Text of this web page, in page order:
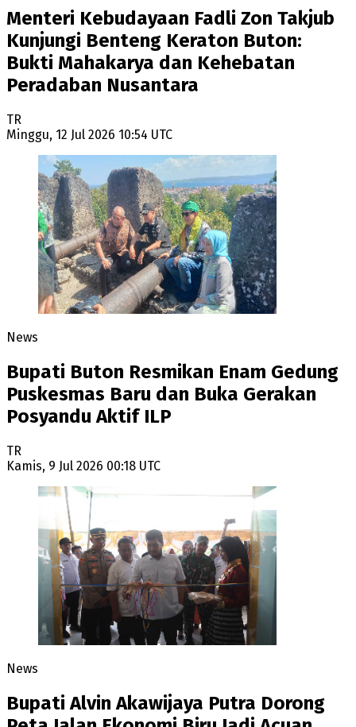
Menteri Kebudayaan Fadli Zon Takjub
Kunjungi Benteng Keraton Buton:
Bukti Mahakarya dan Kehebatan
Peradaban Nusantara
TR
Minggu, 12 Jul 2026 10:54 UTC
News
Bupati Buton Resmikan Enam Gedung
Puskesmas Baru dan Buka Gerakan
Posyandu Aktif ILP
TR
Kamis, 9 Jul 2026 00:18 UTC
News
Bupati Alvin Akawijaya Putra Dorong